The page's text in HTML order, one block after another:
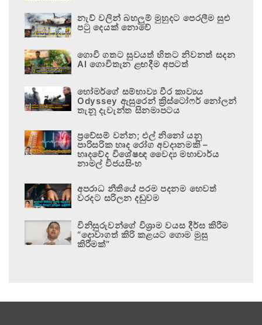
නැව් වලින් බහලුම් මුහුදට පෙරලීම සුළු
පටු දෙයක් නොවේ
ගොවි ගතට සුවයත් හිතට නිවනත් සදන
AI ගොවිතැන ළඟදීම අපටත්
හෝමර්ගේ සම්භාව්‍ය වීර කාව්‍යය
Odyssey ඇසුරෙන් ක්‍රිස්ටෝෆර් නෝලන්
තැනූ දැවැන්ත සිනමාපටය
ප්‍රවේසම් වන්න; එල් නිනෝ යනු
පාරිසරික හෘද රෝග අවදානමකි –
හෘදවේද විශේෂඥ වෛද්‍ය මහාචාර්ය
නාමල් විජයසිංහ
අපරාධ නීතියේ පරම පදනම හෙවත්
වරදට සරිලන දඬුවම
විනිසුරුවන්ගේ විශ්‍රාම වයස දීර්ඝ කිරීම
“දොවාගත් කිරි කළයට ගොම මුසු
කිරීමක්”